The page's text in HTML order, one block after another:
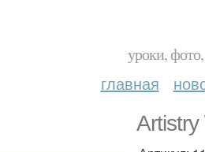
уроки,
главная